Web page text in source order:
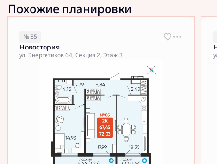
Похожие планировки
№ 85
Новостория
ул. Энергетиков 64, Секция 2, Этаж 3